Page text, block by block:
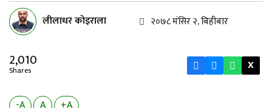
लीलाधर काेइराला २०७८ मंसिर २, बिहीबार
2,010
Shares X